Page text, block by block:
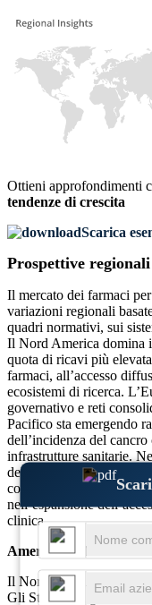
Ottieni approfondimenti
tendenze di crescita
Scarica
Prospettive regionali
Il mercato dei farmaci
variazioni regionali
quadri normativi, sui
Il Nord America domina
quota di ricavi più
farmaci, all’accesso
ecosistemi di ricerca.
governativo e reti
Pacifico sta emergendo
dell’incidenza del
infrastrutture sanitarie.
dell’Africa sta
collaborazioni pubblico-
nell’espansione
clinica.
America del Nord
Il Nord America detiene
Gli Stati Uniti guidano la